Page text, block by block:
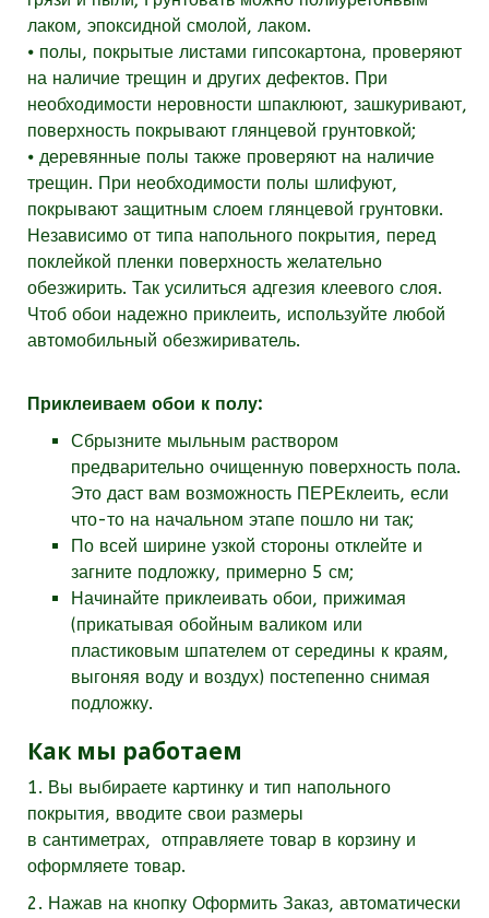
лаком, эпоксидной смолой, лаком.
⦁ полы, покрытые листами гипсокартона, проверяют
на наличие трещин и других дефектов. При
необходимости неровности шпаклюют, зашкуривают,
поверхность покрывают глянцевой грунтовкой;
⦁ деревянные полы также проверяют на наличие
трещин. При необходимости полы шлифуют,
покрывают защитным слоем глянцевой грунтовки.
Независимо от типа напольного покрытия, перед
поклейкой пленки поверхность желательно
обезжирить. Так усилиться адгезия клеевого слоя.
Чтоб обои надежно приклеить, используйте любой
автомобильный обезжириватель.
Приклеиваем обои к полу:
Сбрызните мыльным раствором
предварительно очищенную поверхность пола.
Это даст вам возможность ПЕРЕклеить, если
что-то на начальном этапе пошло ни так;
По всей ширине узкой стороны отклейте и
загните подложку, примерно 5 см;
Начинайте приклеивать обои, прижимая
(прикатывая обойным валиком или
пластиковым шпателем от середины к краям,
выгоняя воду и воздух) постепенно снимая
подложку.
Как мы работаем
1. Вы выбираете картинку и тип напольного
покрытия, вводите свои размеры
в сантиметрах, отправляете товар в корзину и
оформляете товар.
2. Нажав на кнопку Оформить Заказ, автоматически